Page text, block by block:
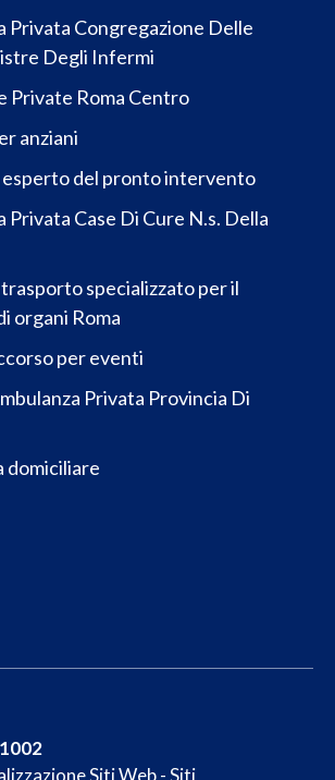
Privata Congregazione Delle
Degli Infermi
Private Roma Centro
anziani
esperto del pronto intervento
Privata Case Di Cure N.s. Della
specializzato per il
organi Roma
per eventi
Privata Provincia Di
domiciliare
Siti Web- Siti